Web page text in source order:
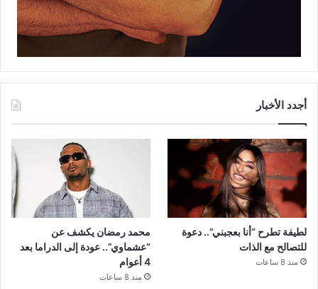
أجدد الأخبار
لطيفة تطرح “أنا بعجبني”.. دعوة
للتصالح مع الذات
منذ 8 ساعات
محمد رمضان يكشف عن
“عشماوي”.. عودة إلى الدراما بعد
4 أعوام
منذ 8 ساعات